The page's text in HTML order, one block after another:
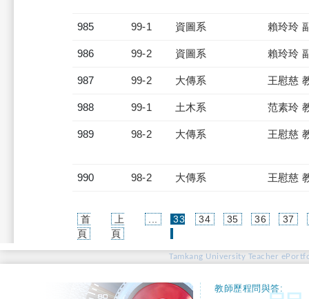
985 99-1 資圖系 賴玲玲
986 99-2 資圖系 賴玲玲
987 99-2 大傳系 王慰慈
988 99-1 土木系 范素玲
989 98-2 大傳系 王慰慈
990 98-2 大傳系 王慰慈
首
頁
上
頁
33
34 35 36 37
Tamkang University Teacher
教師歷程問與答: